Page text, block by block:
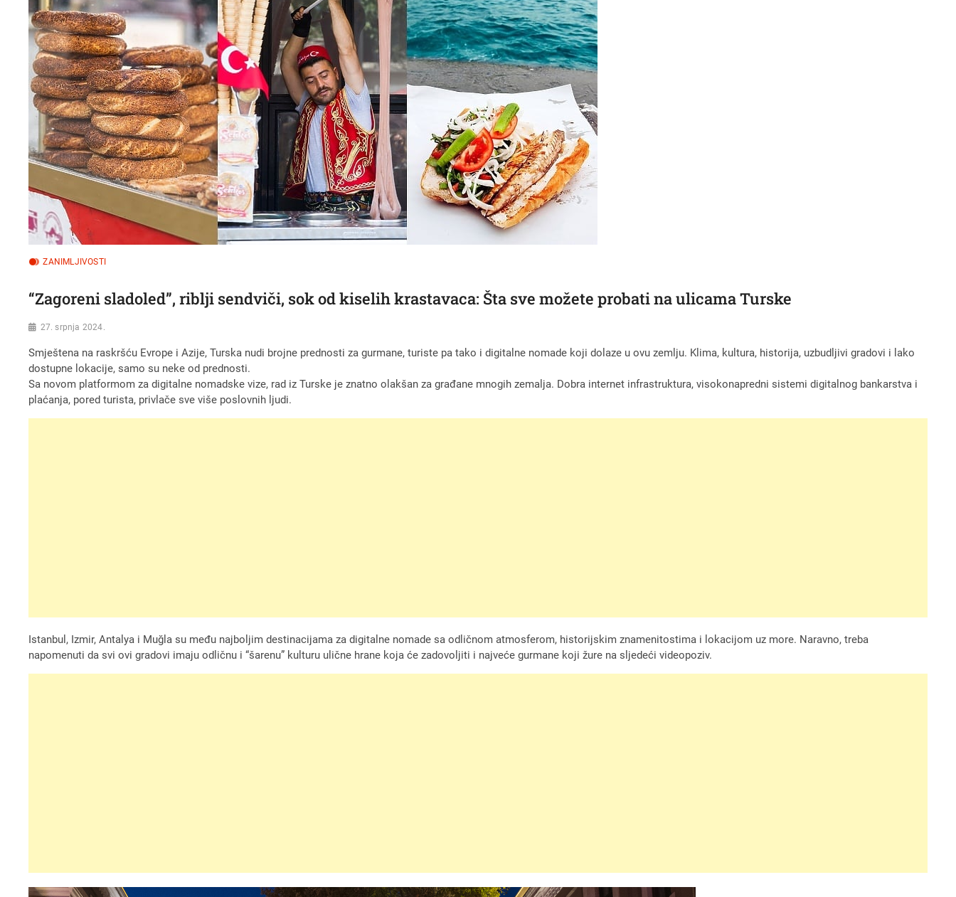
ZANIMLJIVOSTI
“Zagoreni sladoled”, riblji sendviči, sok od kiselih krastavaca: Šta sve možete probati na ulicama Turske
27. srpnja 2024.
Smještena na raskršću Evrope i Azije, Turska nudi brojne prednosti za gurmane, turiste pa tako i digitalne nomade koji dolaze u ovu zemlju. Klima, kultura, historija, uzbudljivi gradovi i lako
dostupne lokacije, samo su neke od prednosti.
Sa novom platformom za digitalne nomadske vize, rad iz Turske je znatno olakšan za građane mnogih zemalja. Dobra internet infrastruktura, visokonapredni sistemi digitalnog bankarstva i
plaćanja, pored turista, privlače sve više poslovnih ljudi.
Istanbul, Izmir, Antalya i Muğla su među najboljim destinacijama za digitalne nomade sa odličnom atmosferom, historijskim znamenitostima i lokacijom uz more. Naravno, treba
napomenuti da svi ovi gradovi imaju odličnu i “šarenu” kulturu ulične hrane koja će zadovoljiti i najveće gurmane koji žure na sljedeći videopoziv.